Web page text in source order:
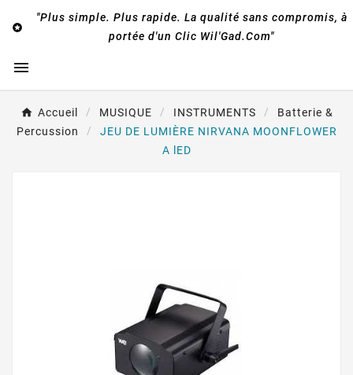

"Plus simple. Plus rapide. La qualité sans compromis, à
portée d'un Clic Wil'Gad.Com"

Accueil MUSIQUE INSTRUMENTS
Batterie &
Percussion
JEU DE LUMIÈRE NIRVANA MOONFLOWER
A lED